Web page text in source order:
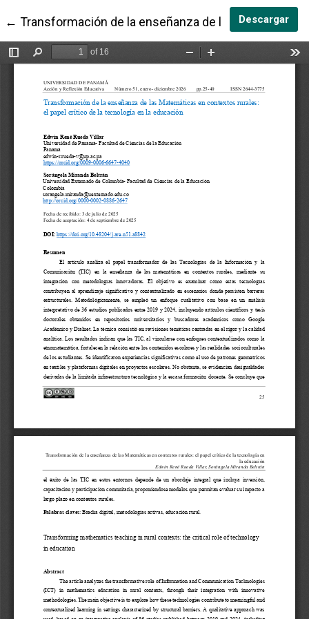
← Volver a los detalles del artículo
Transformación de la enseñanza de las Descargar